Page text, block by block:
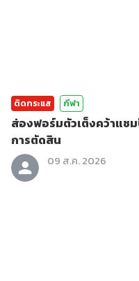
ติดกระแส กีฬา
ส่องฟอร์มตัวเต็งคว้าแชม
การตัดสิน
09 ส.ค. 2026